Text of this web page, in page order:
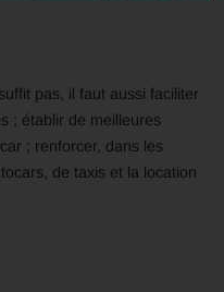
pas, il faut aussi faciliter
; établir de meilleures
; renforcer, dans les
de taxis et la location